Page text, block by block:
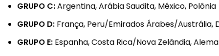
GRUPO C:Argentina, Arábia Saudita, México, Polônia
GRUPO D: França, Peru/Emirados Árabes/Austrália,
GRUPO E: Espanha, Costa Rica/Nova Zelândia,